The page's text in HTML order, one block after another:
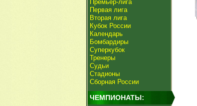
Премьер-лига
Первая лига
Вторая лига
Кубок России
Календарь
Бомбардиры
Суперкубок
Тренеры
Судьи
Стадионы
Сборная России
ЧЕМПИОНАТЫ: